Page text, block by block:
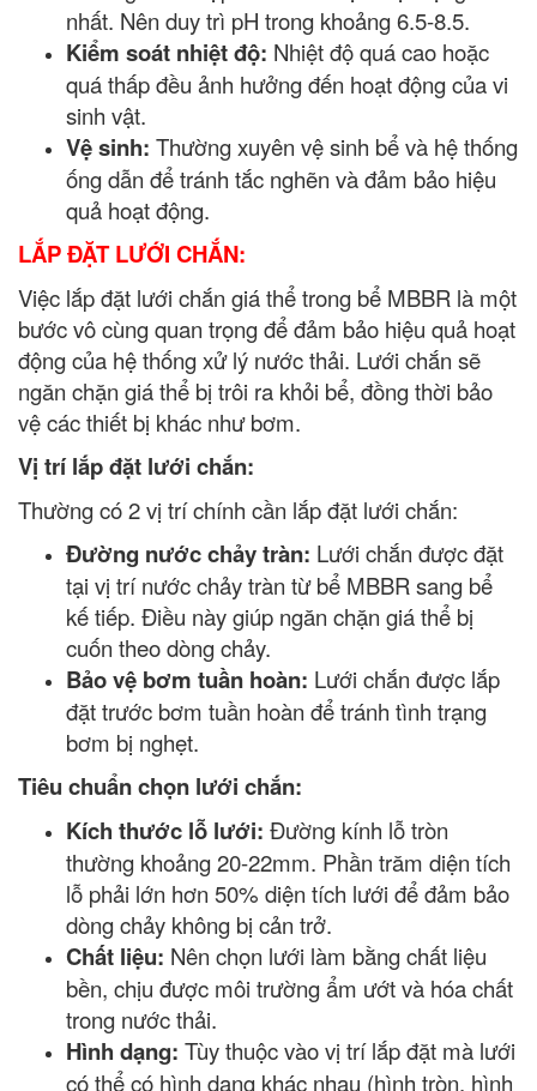
nhất. Nên duy trì pH trong khoảng 6.5-8.5.
Kiểm soát nhiệt độ: Nhiệt độ quá cao hoặc
quá thấp đều ảnh hưởng đến hoạt động của vi
sinh vật.
Vệ sinh: Thường xuyên vệ sinh bể và hệ thống
ống dẫn để tránh tắc nghẽn và đảm bảo hiệu
quả hoạt động.
LẮP ĐẶT LƯỚI CHẮN:
Việc lắp đặt lưới chắn giá thể trong bể MBBR là một
bước vô cùng quan trọng để đảm bảo hiệu quả hoạt
động của hệ thống xử lý nước thải. Lưới chắn sẽ
ngăn chặn giá thể bị trôi ra khỏi bể, đồng thời bảo
vệ các thiết bị khác như bơm.
Vị trí lắp đặt lưới chắn:
Thường có 2 vị trí chính cần lắp đặt lưới chắn:
Đường nước chảy tràn: Lưới chắn được đặt
tại vị trí nước chảy tràn từ bể MBBR sang bể
kế tiếp. Điều này giúp ngăn chặn giá thể bị
cuốn theo dòng chảy.
Bảo vệ bơm tuần hoàn: Lưới chắn được lắp
đặt trước bơm tuần hoàn để tránh tình trạng
bơm bị nghẹt.
Tiêu chuẩn chọn lưới chắn:
Kích thước lỗ lưới: Đường kính lỗ tròn
thường khoảng 20-22mm. Phần trăm diện tích
lỗ phải lớn hơn 50% diện tích lưới để đảm bảo
dòng chảy không bị cản trở.
Chất liệu: Nên chọn lưới làm bằng chất liệu
bền, chịu được môi trường ẩm ướt và hóa chất
trong nước thải.
Hình dạng: Tùy thuộc vào vị trí lắp đặt mà lưới
có thể có hình dạng khác nhau (hình tròn, hình